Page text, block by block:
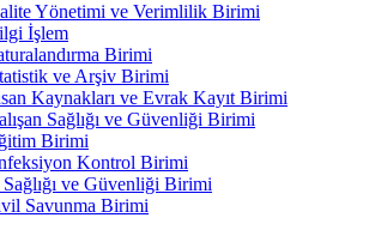
Yönetimi ve Verimlilik Birimi
İşlem
Birimi
ve Arşiv Birimi
Kaynakları ve Evrak Kayıt Birimi
Sağlığı ve Güvenliği Birimi
Birimi
Kontrol Birimi
Sağlığı ve Güvenliği Birimi
Savunma Birimi